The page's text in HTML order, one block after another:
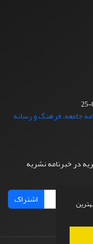
در خبرنامه نشریه
اشتراک